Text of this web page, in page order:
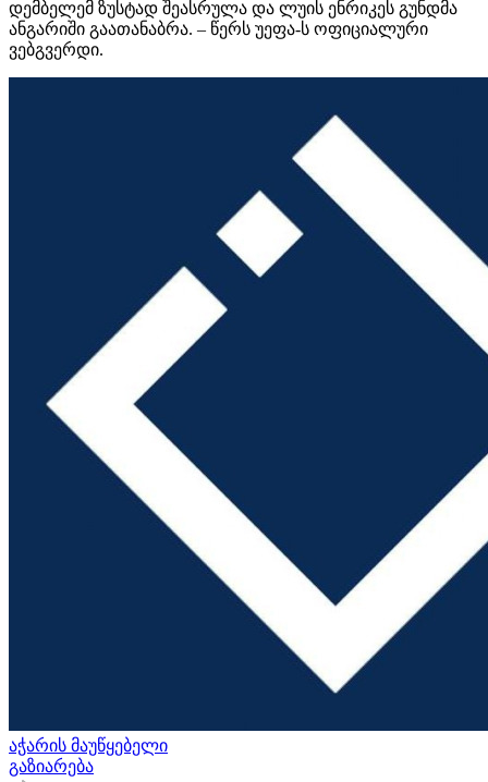
დემბელემ ზუსტად შეასრულა და ლუის ენრიკეს გუნდმა
ანგარიში გაათანაბრა. – წერს უეფა-ს ოფიციალური
ვებგვერდი.
აჭარის მაუწყებელი
გაზიარება